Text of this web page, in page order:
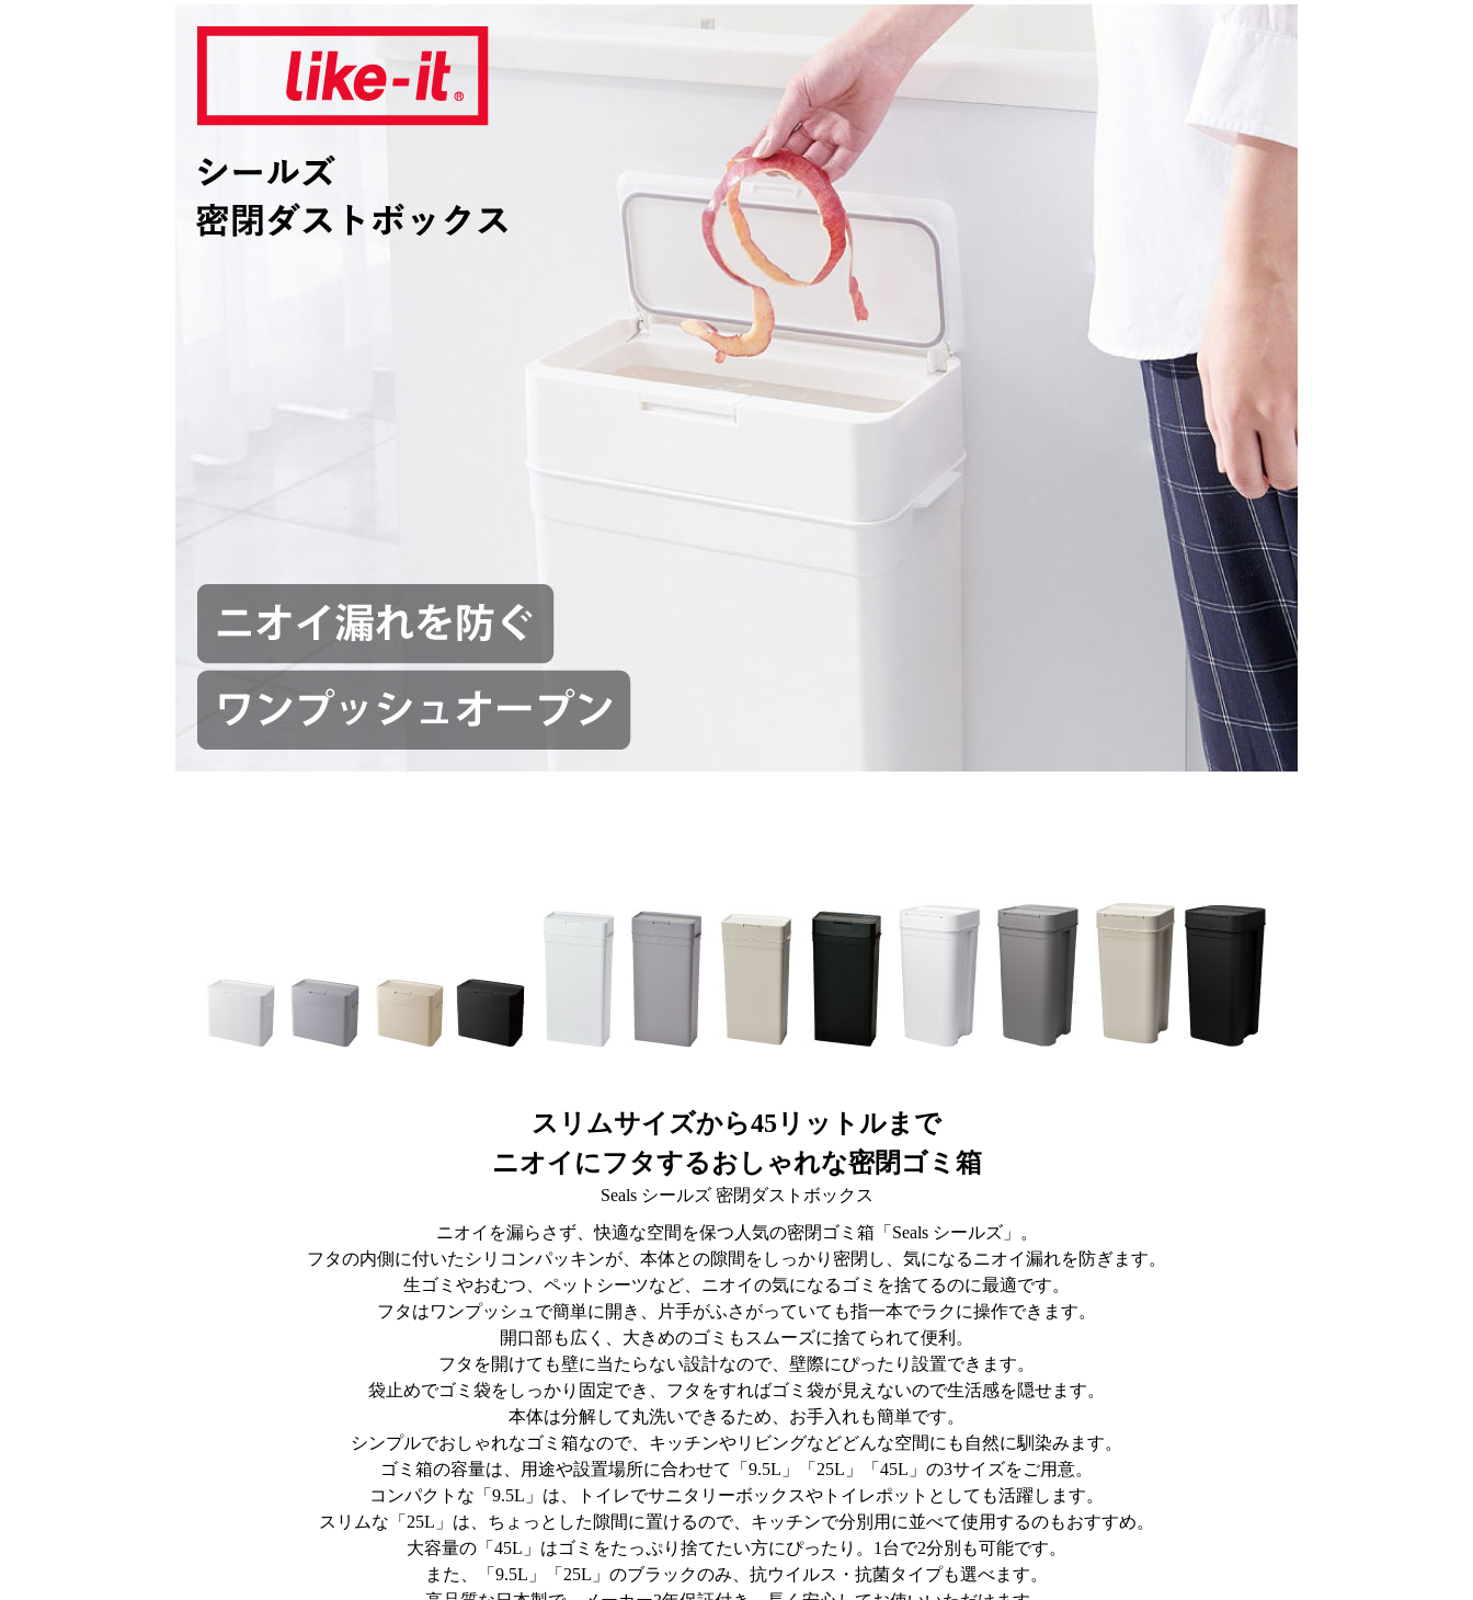
スリムサイズから45リットルまで
ニオイにフタするおしゃれな密閉ゴミ箱
Seals シールズ 密閉ダストボックス
ニオイを漏らさず、快適な空間を保つ人気の密閉ゴミ箱「Seals シールズ」。
フタの内側に付いたシリコンパッキンが、本体との隙間をしっかり密閉し、気になるニオイ漏れを防ぎます。
生ゴミやおむつ、ペットシーツなど、ニオイの気になるゴミを捨てるのに最適です。
フタはワンプッシュで簡単に開き、片手がふさがっていても指一本でラクに操作できます。
開口部も広く、大きめのゴミもスムーズに捨てられて便利。
フタを開けても壁に当たらない設計なので、壁際にぴったり設置できます。
袋止めでゴミ袋をしっかり固定でき、フタをすればゴミ袋が見えないので生活感を隠せます。
本体は分解して丸洗いできるため、お手入れも簡単です。
シンプルでおしゃれなゴミ箱なので、キッチンやリビングなどどんな空間にも自然に馴染みます。
ゴミ箱の容量は、用途や設置場所に合わせて「9.5L」「25L」「45L」の3サイズをご用意。
コンパクトな「9.5L」は、トイレでサニタリーボックスやトイレポットとしても活躍します。
スリムな「25L」は、ちょっとした隙間に置けるので、キッチンで分別用に並べて使用するのもおすすめ。
大容量の「45L」はゴミをたっぷり捨てたい方にぴったり。1台で2分別も可能です。
また、「9.5L」「25L」のブラックのみ、抗ウイルス・抗菌タイプも選べます。